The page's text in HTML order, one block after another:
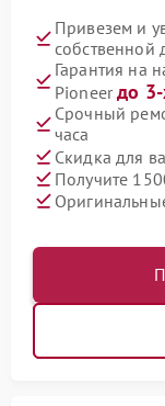
Привезем и
собственной
Гарантия на
Pioneerдо
Срочный
часа
Скидка для
Получите